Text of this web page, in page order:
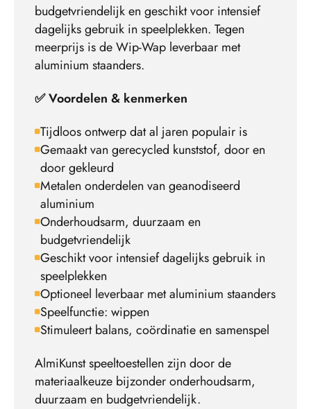
budgetvriendelijk en geschikt voor intensief
dagelijks gebruik in speelplekken. Tegen
meerprijs is de Wip-Wap leverbaar met
aluminium staanders.
✅ Voordelen & kenmerken
Tijdloos ontwerp dat al jaren populair is
Gemaakt van gerecycled kunststof, door en
door gekleurd
Metalen onderdelen van geanodiseerd
aluminium
Onderhoudsarm, duurzaam en
budgetvriendelijk
Geschikt voor intensief dagelijks gebruik in
speelplekken
Optioneel leverbaar met aluminium staanders
Speelfunctie: wippen
Stimuleert balans, coördinatie en samenspel
AlmiKunst speeltoestellen zijn door de
materiaalkeuze bijzonder onderhoudsarm,
duurzaam en budgetvriendelijk.